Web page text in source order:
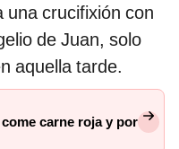
una crucifixión con
de Juan, solo
aquella tarde.
carne roja y por